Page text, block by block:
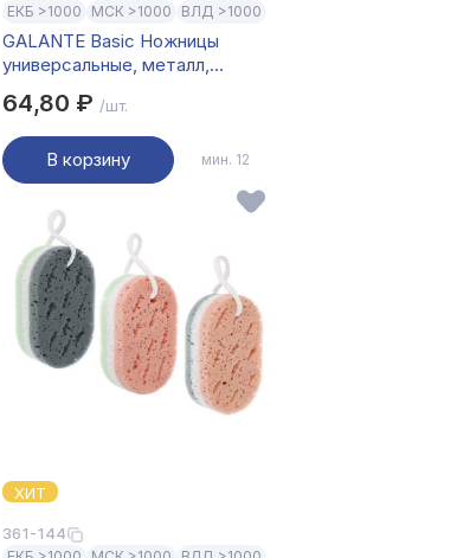
ЕКБ >1000 МСК >1000 ВЛД >1000
GALANTE Basic Ножницы
универсальные, металл,
64,80 ₽ /шт.
В корзину мин. 12
ХИТ
361-144